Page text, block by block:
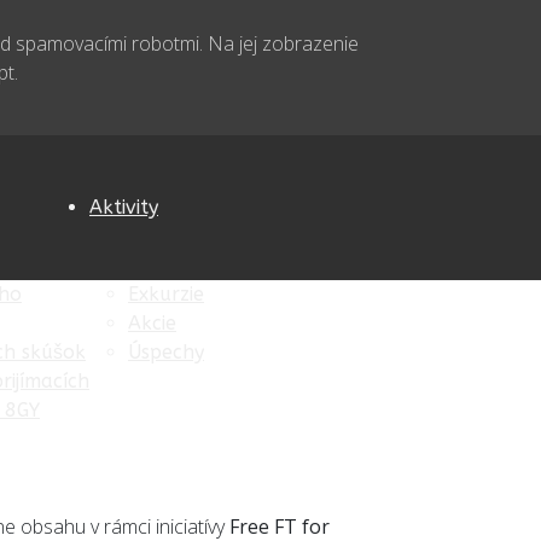
spamovacími robotmi. Na jej zobrazenie
Aktivity
obsahu v rámci iniciatívyFree FT for